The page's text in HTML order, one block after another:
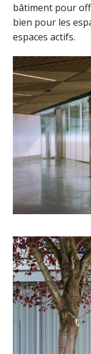
bâtiment pour
bien pour les
espaces actifs.